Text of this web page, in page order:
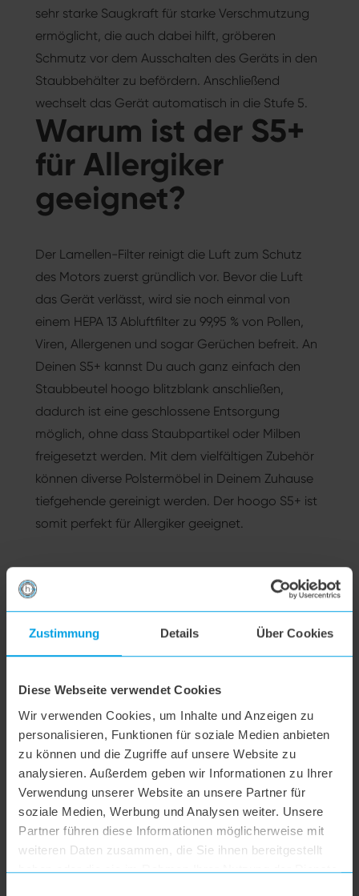
Zustimmung Details Über Cookies
Diese Webseite verwendet Cookies
Wir verwenden Cookies, um Inhalte und Anzeigen zu
personalisieren, Funktionen für soziale Medien anbieten
zu können und die Zugriffe auf unsere Website zu
analysieren. Außerdem geben wir Informationen zu Ihrer
Verwendung unserer Website an unsere Partner für
soziale Medien, Werbung und Analysen weiter. Unsere
Partner führen diese Informationen möglicherweise mit
weiteren Daten zusammen, die Sie ihnen bereitgestellt
haben oder die sie im Rahmen Ihrer Nutzung der Dienste
sehr starke Saugkraft für starke Verschmutzung
ermöglicht, die auch dabei hilft, gröberen
Schmutz vor dem Ausschalten des Geräts in den
Staubbehälter zu befördern. Anschließend
wechselt das Gerät automatisch in die Stufe 5.
Warum ist der S5+
für Allergiker
geeignet?
Der Lamellen-Filter reinigt die Luft zum Schutz
des Motors zuerst gründlich vor. Bevor die Luft
das Gerät verlässt, wird sie noch einmal von
einem HEPA 13 Abluftfilter zu 99,95 % von Pollen,
Viren, Allergenen und sogar Gerüchen befreit. An
Deinen S5+ kannst Du auch ganz einfach den
Staubbeutel hoogo blitzblank anschließen,
dadurch ist eine geschlossene Entsorgung
möglich, ohne dass Staubpartikel oder Milben
freigesetzt werden. Mit dem vielfältigen Zubehör
können diverse Polstermöbel in Deinem Zuhause
tiefgehende gereinigt werden. Der hoogo S5+ ist
somit perfekt für Allergiker geeignet.
Versand & Retoure
Bestellung & Bezahlung
Widerruf